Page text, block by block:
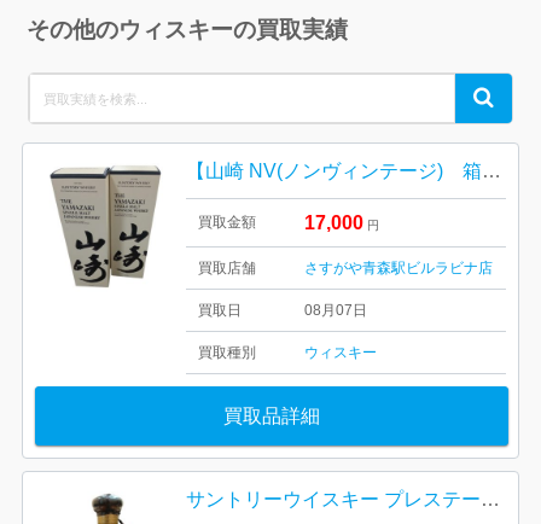
その他のウィスキーの買取実績
for:
Search
【山崎 NV(ノンヴィンテージ) 箱有り完備/お酒・ジャパニーズウイスキー・40度・700ml・ホログラム付き】
買取金額 17,000 円
買取店舗 さすがや青森駅ビルラビナ店
買取日 08月07日
買取種別 ウィスキー
買取品詳細
サントリーウイスキー プレステージ 25年